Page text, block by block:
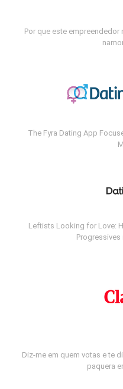
Por que este
The Fyra Dating App
Leftists Looking for Love:
Progressives
Diz-me em quem votas e te
paquera